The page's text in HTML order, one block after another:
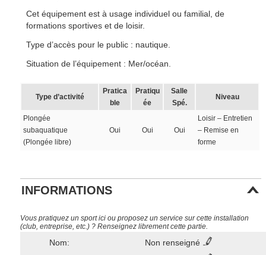
Cet équipement est à usage individuel ou familial, de
formations sportives et de loisir.
Type d’accès pour le public : nautique.
Situation de l’équipement : Mer/océan.
Type d’activité
Pratica
ble
Pratiqu
ée
Salle
Spé.
Niveau
Plongée
subaquatique
(Plongée libre)
Oui Oui Oui
Loisir – Entretien
– Remise en
forme
INFORMATIONS
Vous pratiquez un sport ici ou proposez un service sur cette installation
(club, entreprise, etc.) ? Renseignez librement cette partie.
Nom:
Non renseigné